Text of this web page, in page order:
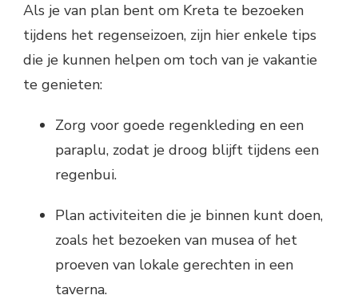
Als je van plan bent om Kreta te bezoeken
tijdens het regenseizoen, zijn hier enkele tips
die je kunnen helpen om toch van je vakantie
te genieten:
Zorg voor goede regenkleding en een
paraplu, zodat je droog blijft tijdens een
regenbui.
Plan activiteiten die je binnen kunt doen,
zoals het bezoeken van musea of het
proeven van lokale gerechten in een
taverna.